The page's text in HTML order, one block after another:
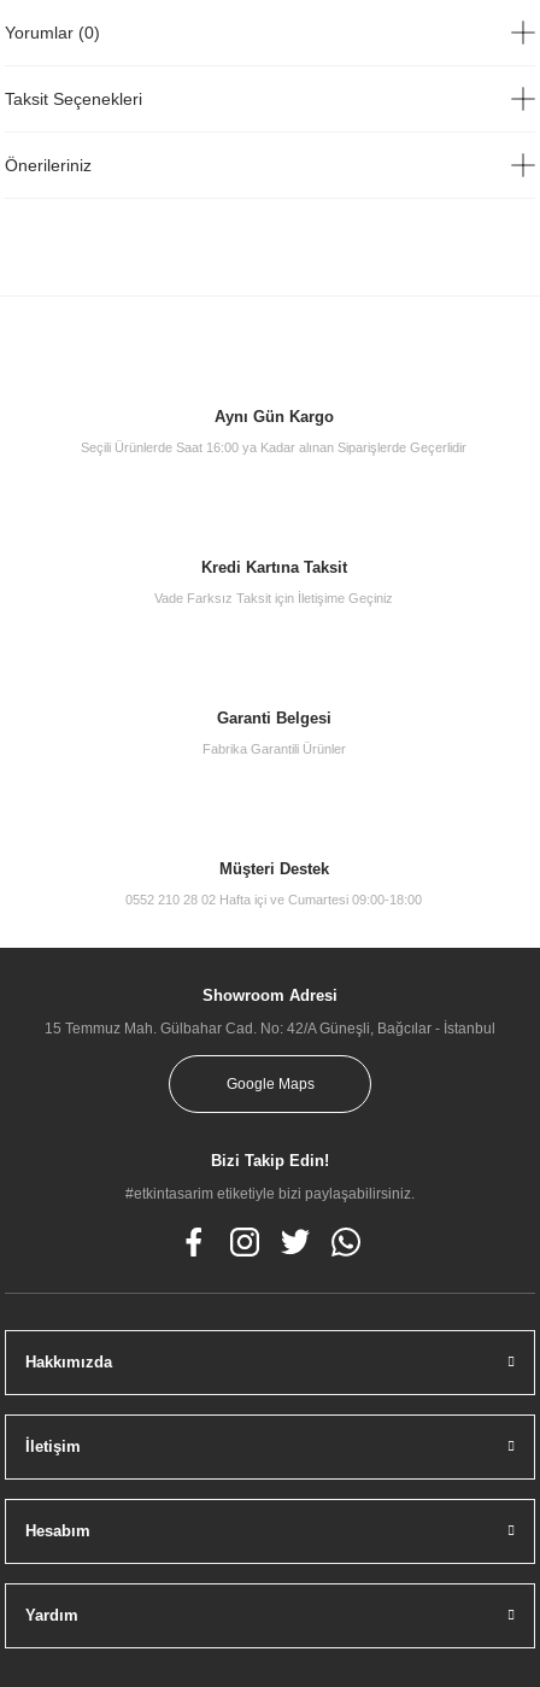
Yorumlar (0)
Taksit Seçenekleri
Önerileriniz
Aynı Gün Kargo
Seçili Ürünlerde Saat 16:00 ya Kadar alınan Siparişlerde Geçerlidir
Kredi Kartına Taksit
Vade Farksız Taksit için İletişime Geçiniz
Garanti Belgesi
Fabrika Garantili Ürünler
Müşteri Destek
0552 210 28 02 Hafta içi ve Cumartesi 09:00-18:00
Showroom Adresi
15 Temmuz Mah. Gülbahar Cad. No: 42/A Güneşli, Bağcılar - İstanbul
Google Maps
Bizi Takip Edin!
#etkintasarim etiketiyle bizi paylaşabilirsiniz.
Hakkımızda
İletişim
Hesabım
Yardım